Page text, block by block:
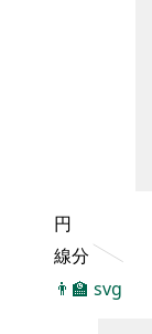
円
線分
👨‍🏫 svg